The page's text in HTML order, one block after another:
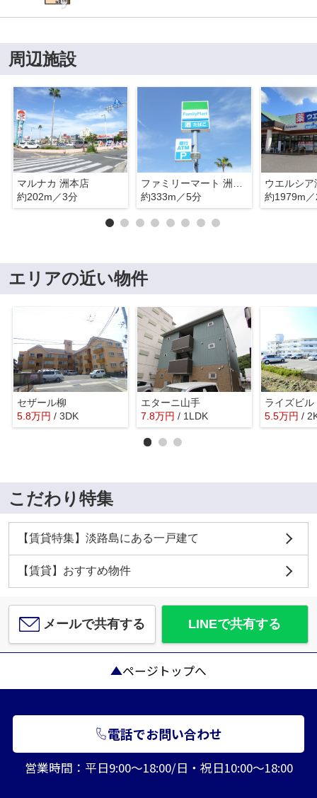
周辺施設
マルナカ 洲本店
約202m／3分
約333m／5分
約1979m
エリアの近い物件
セザール柳
5.8万円 / 3DK
エターニ山手
7.8万円 / 1LDK
ライズビル
5.5万円 /
こだわり特集
【賃貸特集】淡路島にある一戸建て
【賃貸】おすすめ物件
メールで共有する LINEで共有する
ページトップへ
電話でお問い合わせ
営業時間：平日9:00～18:00/日・祝日10:00～18:00